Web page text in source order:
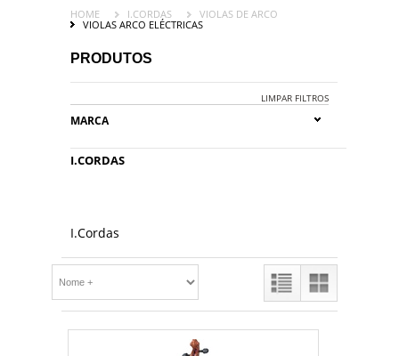
HOME I.CORDAS
VIOLAS DE ARCO
VIOLAS ARCO ELÉCTRICAS
PRODUTOS
LIMPAR FILTROS
MARCA
I.CORDAS
I.Cordas